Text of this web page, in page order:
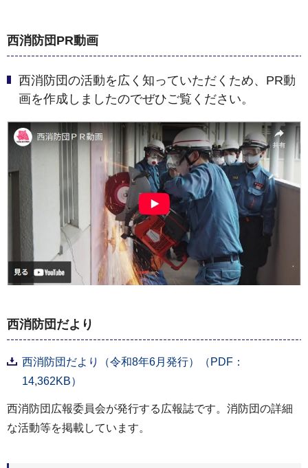
西消防団PR動画
西消防団の活動を広く知っていただくため、PR動
画を作成しましたのでぜひご覧ください。
西消防団だより
西消防団だより（令和8年6月発行）（PDF：
14,362KB）
西消防団広報委員会が発行する広報誌です。消防団の詳細
な活動等を掲載しています。